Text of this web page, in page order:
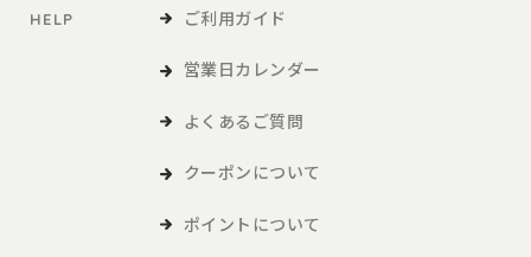
HELP ご利用ガイド
営業日カレンダー
よくあるご質問
クーポンについて
ポイントについて